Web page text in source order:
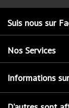
Suis nous sur
Nos Services
Informations